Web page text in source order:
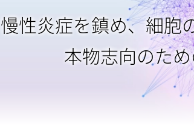
慢性炎症を鎮め、細胞
本物志向のた